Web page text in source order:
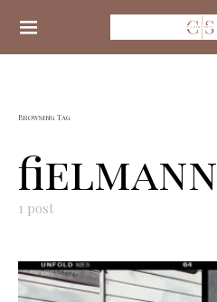
Search for:
Browsing Tag
fielmann
1 post